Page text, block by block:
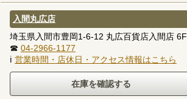
入間丸広店
埼玉県入間市豊岡1-6-12 丸広百貨店入間店 6F
☎ 04-2966-1177
ℹ 営業時間・店休日・アクセス情報はこちら